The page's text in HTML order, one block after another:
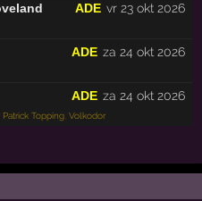
vr 23 okt 2026
ADE
za 24 okt 2026
ADE
za 24 okt 2026
ADE
Patrick Topping,Volkodor